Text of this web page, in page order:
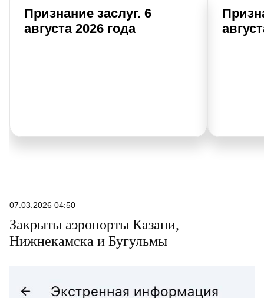
Признание заслуг. 6
августа 2026 года
07.03.2026 04:50
Закрыты аэропорты Казани,
Нижнекамска и Бугульмы